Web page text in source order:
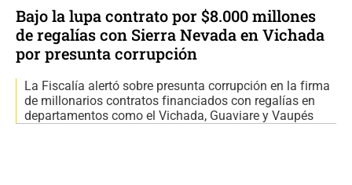
Bajo la lupa contrato por $8.000 millones
de regalías con Sierra Nevada en Vichada
por presunta corrupción
La Fiscalía alertó sobre presunta corrupción en la firma
de millonarios contratos financiados con regalías en
departamentos como el Vichada, Guaviare y Vaupés